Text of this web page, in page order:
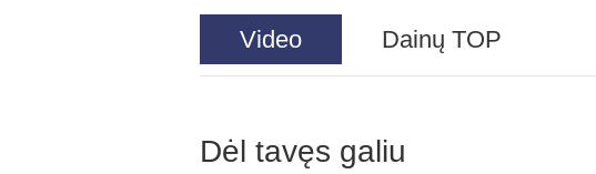
Video Dainų TOP
Dėl tavęs galiu